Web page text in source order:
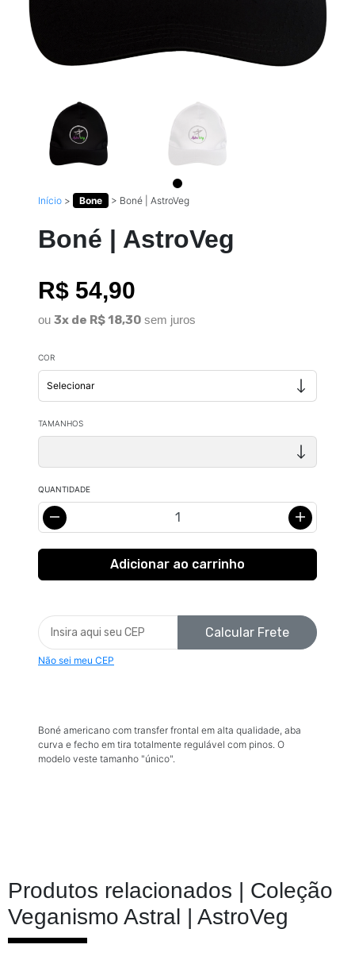
Início > Bone > Boné | AstroVeg
Boné | AstroVeg
R$ 54,90
ou 3x de R$ 18,30 sem juros
COR
TAMANHOS
QUANTIDADE
Calcular Frete
Não sei meu CEP
Boné americano com transfer frontal em alta qualidade, aba
curva e fecho em tira totalmente regulável com pinos. O
modelo veste tamanho "único".
Produtos relacionados | Coleção
Veganismo Astral | AstroVeg